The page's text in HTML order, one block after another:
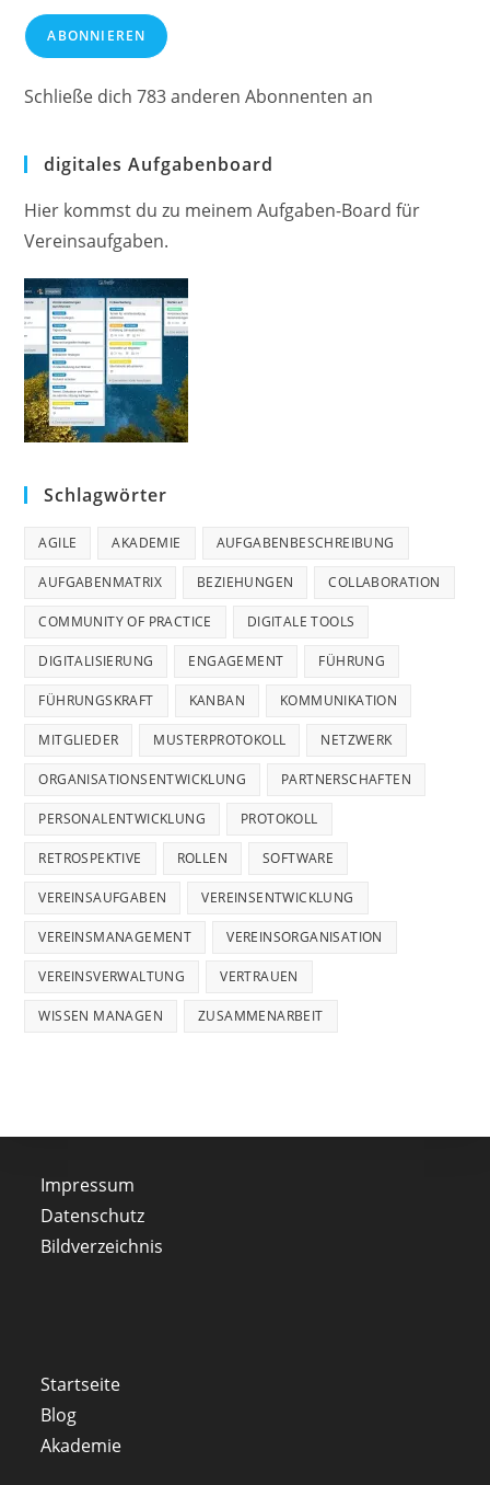
Adresse
ABONNIEREN
Schließe dich 783 anderen Abonnenten an
digitales Aufgabenboard
Hier kommst du zu meinem Aufgaben-Board für
Vereinsaufgaben.
Schlagwörter
AGILE AKADEMIE AUFGABENBESCHREIBUNG
AUFGABENMATRIX BEZIEHUNGEN COLLABORATION
COMMUNITY OF PRACTICE DIGITALE TOOLS
DIGITALISIERUNG ENGAGEMENT FÜHRUNG
FÜHRUNGSKRAFT KANBAN KOMMUNIKATION
MITGLIEDER MUSTERPROTOKOLL NETZWERK
ORGANISATIONSENTWICKLUNG PARTNERSCHAFTEN
PERSONALENTWICKLUNG PROTOKOLL
RETROSPEKTIVE ROLLEN SOFTWARE
VEREINSAUFGABEN VEREINSENTWICKLUNG
VEREINSMANAGEMENT VEREINSORGANISATION
VEREINSVERWALTUNG VERTRAUEN
WISSEN MANAGEN ZUSAMMENARBEIT
Impressum
Datenschutz
Bildverzeichnis
Startseite
Blog
Akademie